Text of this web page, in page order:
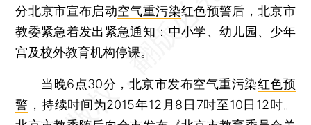
分北京市宣布启动空气重污染红色预警后，北京市
教委紧急着发出紧急通知：中小学、幼儿园、少年
宫及校外教育机构停课。
当晚6点30分，北京市发布空气重污染红色预
警 ，持续时间为2015年12月8日7时至10日12时。